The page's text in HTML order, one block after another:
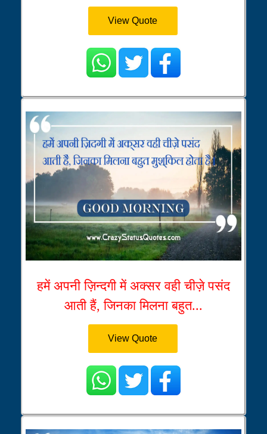
View Quote
हमें अपनी ज़िन्दगी में अक्सर वही चीज़े पसंद
आती हैं, जिनका मिलना बहुत...
View Quote